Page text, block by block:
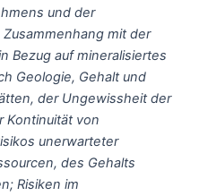
und der
mit der
Bezug auf mineralisiertes
Geologie, Gehalt und
der Ungewissheit der
Kontinuität von
unerwarteter
des Gehalts
Risiken im